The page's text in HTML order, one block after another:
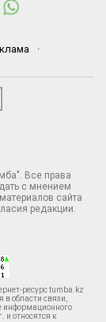
·
Все права
с мнением
сайта
редакции.
ресурс tumba.kz
в области связи,
информационного
и относятся к